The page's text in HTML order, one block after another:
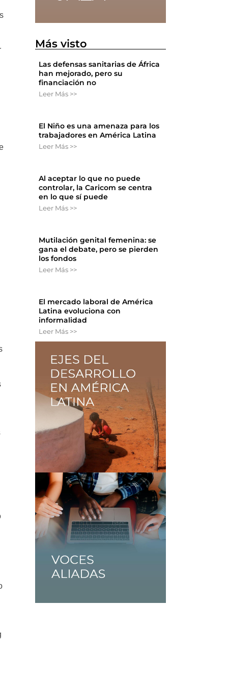
Más visto
Las defensas sanitarias de África
han mejorado, pero su
financiación no
Leer Más >>
El Niño es una amenaza para los
trabajadores en América Latina
Leer Más >>
Al aceptar lo que no puede
controlar, la Caricom se centra
en lo que sí puede
Leer Más >>
Mutilación genital femenina: se
gana el debate, pero se pierden
los fondos
Leer Más >>
El mercado laboral de América
Latina evoluciona con
informalidad
Leer Más >>